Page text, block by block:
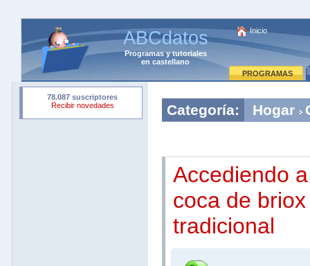
ABCdatos
Programasytutoriales
en castellano
Inicio
PROGRAMAS
Categoría: Hogar
Accediendo
coca de
tradicional